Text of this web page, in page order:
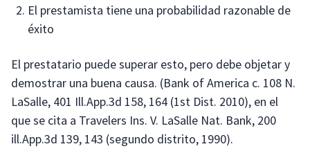
El prestamista tiene una probabilidad razonable de
éxito
El prestatario puede superar esto, pero debe objetar y
demostrar una buena causa. (Bank of America c. 108 N.
LaSalle, 401 Ill.App.3d 158, 164 (1st Dist. 2010), en el
que se cita a Travelers Ins. V. LaSalle Nat. Bank, 200
ill.App.3d 139, 143 (segundo distrito, 1990).